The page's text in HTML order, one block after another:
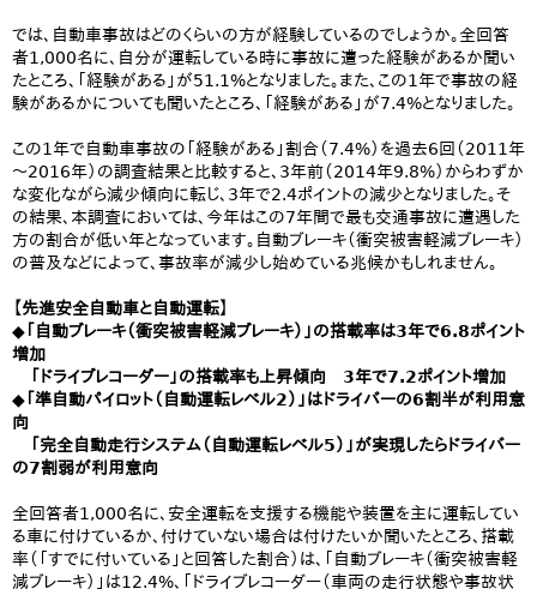
では、自動車事故はどのくらいの方が経験しているのでしょうか。全回答
者1,000名に、自分が運転している時に事故に遭った経験があるか聞い
たところ、「経験がある」が51.1%となりました。また、この1年で事故の経
験があるかについても聞いたところ、「経験がある」が7.4%となりました。
この1年で自動車事故の「経験がある」割合（7.4%）を過去6回（2011年
～2016年）の調査結果と比較すると、3年前（2014年9.8%）からわずか
な変化ながら減少傾向に転じ、3年で2.4ポイントの減少となりました。そ
の結果、本調査においては、今年はこの7年間で最も交通事故に遭遇した
方の割合が低い年となっています。自動ブレーキ（衝突被害軽減ブレーキ）
の普及などによって、事故率が減少し始めている兆候かもしれません。
【先進安全自動車と自動運転】
◆「自動ブレーキ（衝突被害軽減ブレーキ）」の搭載率は3年で6.8ポイント
増加
「ドライブレコーダー」の搭載率も上昇傾向 3年で7.2ポイント増加
◆「準自動パイロット（自動運転レベル2）」はドライバーの6割半が利用意
向
「完全自動走行システム（自動運転レベル5）」が実現したらドライバー
の7割弱が利用意向
全回答者1,000名に、安全運転を支援する機能や装置を主に運転してい
る車に付けているか、付けていない場合は付けたいか聞いたところ、搭載
率（「すでに付いている」と回答した割合）は、「自動ブレーキ（衝突被害軽
減ブレーキ）」は12.4%、「ドライブレコーダー（車両の走行状態や事故状